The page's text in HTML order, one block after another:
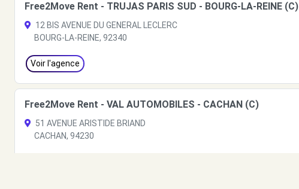
Free2Move Rent - TRUJAS PARIS SUD - BOURG-LA-REINE (C)
12 BIS AVENUE DU GENERAL LECLERC
BOURG-LA-REINE, 92340
Voir l'agence
Free2Move Rent - VAL AUTOMOBILES - CACHAN (C)
51 AVENUE ARISTIDE BRIAND
CACHAN, 94230